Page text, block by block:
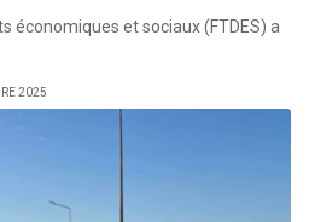
économiques et sociaux (FTDES) a
2025